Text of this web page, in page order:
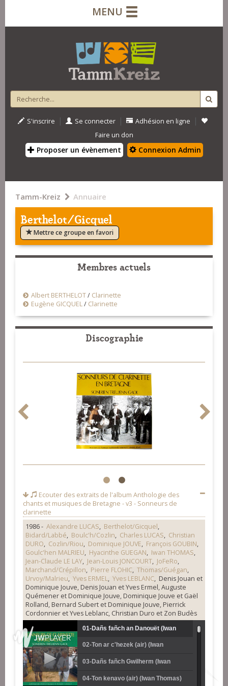
MENU
S'inscrire | Se connecter | Adhésion en ligne |
Faire un don
Proposer un évènement Connexion Admin
Tamm-Kreiz Annuaire
Berthelot/Gicquel
Mettre ce groupe en favori
Membres actuels
Albert BERTHELOT/ Clarinette
Eugène GICQUEL/ Clarinette
Discographie
1 2
Ecouter des extraits de l'album Anthologie des
chants et musiques de Bretagne - v3 - Sonneurs de
clarinette
1986 - Alexandre LUCAS, Berthelot/Gicquel,
Bidard/Labbé, Boulc'h/Cozlin, Charles LUCAS, Christian
DURO, Cozlin/Riou, Dominique JOUVE, François GOUBIN,
Goulc'hen MALRIEU, Hyacinthe GUEGAN, Iwan THOMAS,
Jean-Claude LE LAY, Jean-Louis JONCOURT, JoFeRo,
Marchand/Crépillon, Pierre FLOHIC, Thomas/Guégan,
Urvoy/Malrieu, Yves ERMEL, Yves LEBLANC, Denis Jouan et
Dominique Jouve, Denis Jouan et Yves Ermel, Auguste
Quémener et Dominique Jouve, Dominique Jouve et Gaël
Rolland, Bernard Subert et Dominique Jouve, Pierrick
Cordonnier et Yves Leblanc, Christian Duro et Zon Budès
01-Dañs fañch an Danouët (Iwan
Thomas)
02-Ton ar c'hezek (air) (Iwan
Thomas et Félix Guégan)
03-Dañs fañch Gwilherm (Iwan
Thomas et Félix Guégan)
04-Ton kenavo (air) (Iwan Thomas)